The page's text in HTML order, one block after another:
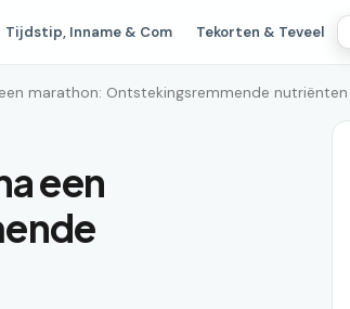
Tijdstip, Inname & Com Tekorten & Teveel
marathon: Ontstekingsremmende nutriënten
een